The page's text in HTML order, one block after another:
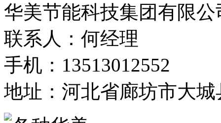
华美节能科技集团有限公
联系人：何经理
手机：13513012552
地址：河北省廊坊市大